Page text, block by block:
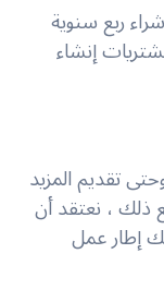
ربع سنوية
إنشاء
تقديم المزيد
ذلك ، نعتقد أن
إطار عمل